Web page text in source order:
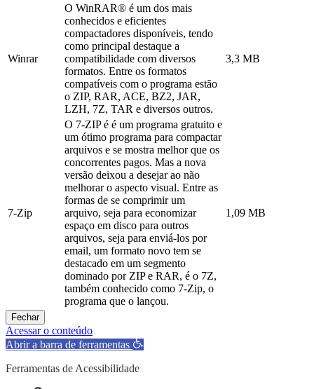
Winrar
O WinRAR® é um dos mais
conhecidos e eficientes
compactadores disponíveis, tendo
como principal destaque a
compatibilidade com diversos
formatos. Entre os formatos
compatíveis com o programa estão
o ZIP, RAR, ACE, BZ2, JAR,
LZH, 7Z, TAR e diversos outros.
3,3 MB
7-Zip
O 7-ZIP é é um programa gratuito e
um ótimo programa para compactar
arquivos e se mostra melhor que os
concorrentes pagos. Mas a nova
versão deixou a desejar ao não
melhorar o aspecto visual. Entre as
formas de se comprimir um
arquivo, seja para economizar
espaço em disco para outros
arquivos, seja para enviá-los por
email, um formato novo tem se
destacado em um segmento
dominado por ZIP e RAR, é o 7Z,
também conhecido como 7-Zip, o
programa que o lançou.
1,09 MB
Fechar
Acessar o conteúdo
Abrir a barra de ferramentas
Ferramentas de Acessibilidade